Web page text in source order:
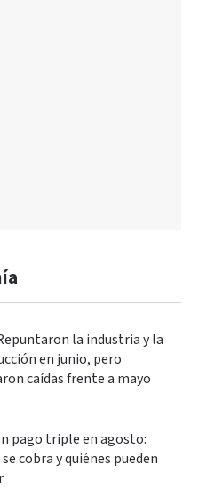
la industria y la
en junio, pero
caídas frente a mayo
pago triple en agosto:
cobra y quiénes pueden